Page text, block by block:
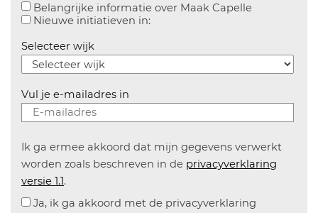
Belangrijke informatie over Maak CapelleAanvinken
Nieuwe initiatieven in:Aanvinken om informatie over
Selecteer wijk
Vul je e-mailadres in
Ik ga ermee akkoord dat mijn gegevens verwerkt
worden zoals beschreven in de privacyverklaring
versie 1.1.
Ja, ik ga akkoord met de privacyverklaring